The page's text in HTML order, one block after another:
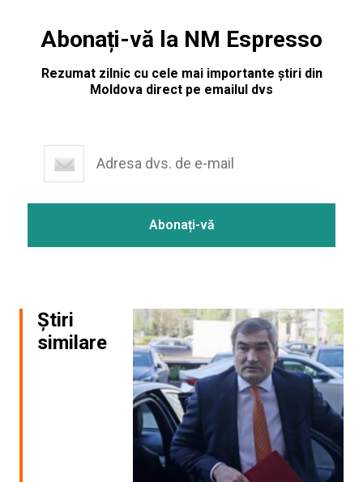
Abonați-vă la NM Espresso
Rezumat zilnic cu cele mai importante știri din
Moldova direct pe emailul dvs
Știri
similare